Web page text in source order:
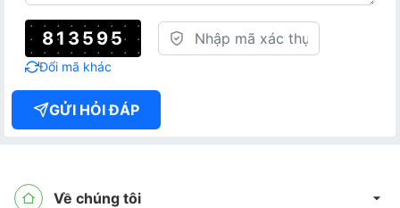
813595
Đổi mã khác
GỬI HỎI ĐÁP
Về chúng tôi